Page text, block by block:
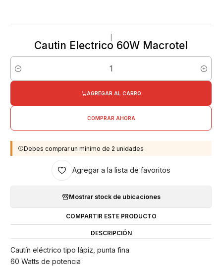
Cautin Electrico 60W Macrotel
Cantidad
AGREGAR AL CARRO
COMPRAR AHORA
Debes comprar un mínimo de 2 unidades
Agregar a la lista de favoritos
Mostrar stock de ubicaciones
COMPARTIR ESTE PRODUCTO
DESCRIPCIÓN
Cautín eléctrico tipo lápiz, punta fina
60 Watts de potencia